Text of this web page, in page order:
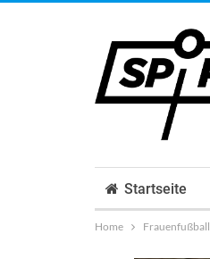
Startseite
Home Frauenfußball